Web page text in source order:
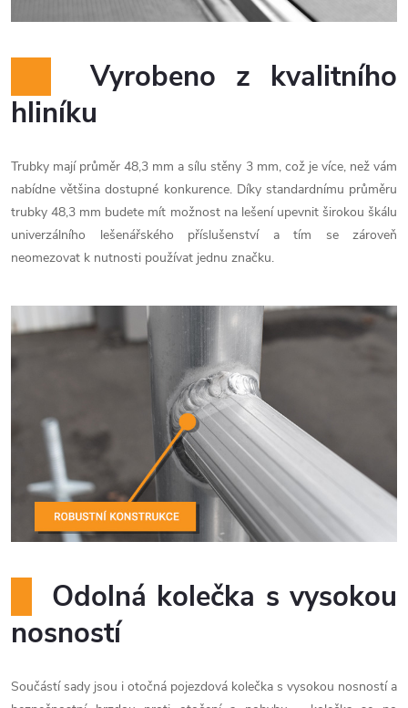
Vyrobeno z kvalitního
hliníku
Trubky mají průměr 48,3 mm a sílu stěny 3 mm, což je více, než vám
nabídne většina dostupné konkurence. Díky standardnímu průměru
trubky 48,3 mm budete mít možnost na lešení upevnit širokou škálu
univerzálního lešenářského příslušenství a tím se zároveň
neomezovat k nutnosti používat jednu značku.
Odolná kolečka s vysokou
nosností
Součástí sady jsou i otočná pojezdová kolečka s vysokou nosností a